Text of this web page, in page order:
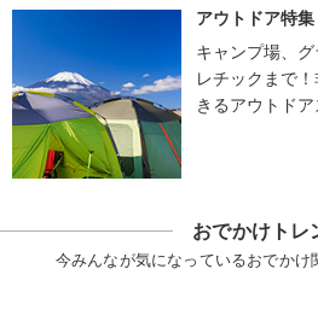
アウトドア特集
キャンプ場、
レチックまで
きるアウトド
おでかけトレ
今みんなが気になっているおでかけ